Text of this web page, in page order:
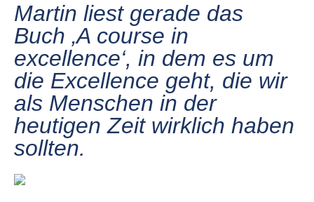
Martin liest gerade das
Buch ‚A course in
excellence‘, in dem es um
die Excellence geht, die wir
als Menschen in der
heutigen Zeit wirklich haben
sollten.